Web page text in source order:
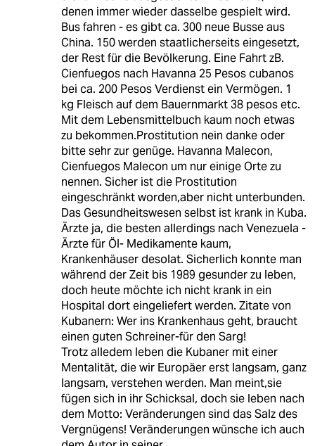
denen immer wieder dasselbe gespielt wird.
Bus fahren - es gibt ca. 300 neue Busse aus
China. 150 werden staatlicherseits eingesetzt,
der Rest für die Bevölkerung. Eine Fahrt zB.
Cienfuegos nach Havanna 25 Pesos cubanos
bei ca. 200 Pesos Verdienst ein Vermögen. 1
kg Fleisch auf dem Bauernmarkt 38 pesos etc.
Mit dem Lebensmittelbuch kaum noch etwas
zu bekommen.Prostitution nein danke oder
bitte sehr zur genüge. Havanna Malecon,
Cienfuegos Malecon um nur einige Orte zu
nennen. Sicher ist die Prostitution
eingeschränkt worden,aber nicht unterbunden.
Das Gesundheitswesen selbst ist krank in Kuba.
Ärzte ja, die besten allerdings nach Venezuela -
Ärzte für Öl- Medikamente kaum,
Krankenhäuser desolat. Sicherlich konnte man
während der Zeit bis 1989 gesunder zu leben,
doch heute möchte ich nicht krank in ein
Hospital dort eingeliefert werden. Zitate von
Kubanern: Wer ins Krankenhaus geht, braucht
einen guten Schreiner-für den Sarg!
Trotz alledem leben die Kubaner mit einer
Mentalität, die wir Europäer erst langsam, ganz
langsam, verstehen werden. Man meint,sie
fügen sich in ihr Schicksal, doch sie leben nach
dem Motto: Veränderungen sind das Salz des
Vergnügens! Veränderungen wünsche ich auch